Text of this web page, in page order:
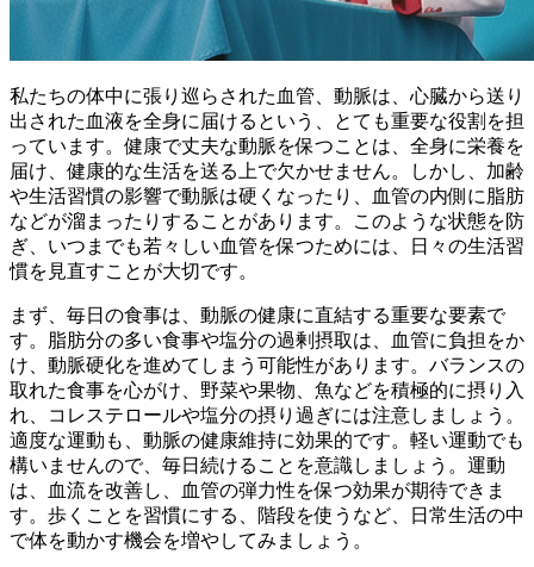
私たちの体中に張り巡らされた血管、動脈は、心臓から送り
出された血液を全身に届けるという、とても重要な役割を担
っています。健康で丈夫な動脈を保つことは、全身に栄養を
届け、健康的な生活を送る上で欠かせません。しかし、 加齢
や生活習慣の影響で動脈は硬くなったり、血管の内側に脂肪
などが溜まったりすることがあります。
このような状態を防
ぎ、いつまでも若々しい血管を保つためには、日々の生活習
慣を見直すことが大切です。
まず、毎日の食事は、動脈の健康に直結する重要な要素で
す。脂肪分の多い食事や塩分の過剰摂取は、血管に負担をか
け、動脈硬化を進めてしまう可能性があります。バランスの
取れた食事を心がけ、 野菜や果物、魚などを積極的に摂り入
れ、コレステロールや塩分の摂り過ぎには注意しましょう。
適度な運動も、動脈の健康維持に効果的です。軽い運動でも
構いませんので、毎日続けることを意識しましょう。運動
は、血流を改善し、血管の弾力性を保つ効果が期待できま
す。歩くことを習慣にする、階段を使うなど、日常生活の中
で体を動かす機会を増やしてみましょう。